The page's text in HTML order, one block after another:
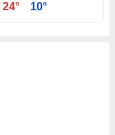
24° 10°